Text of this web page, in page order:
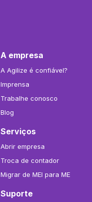
A empresa
A Agilize é confiável?
Imprensa
Trabalhe conosco
Blog
Serviços
Abrir empresa
Troca de contador
Migrar de MEI para ME
Suporte